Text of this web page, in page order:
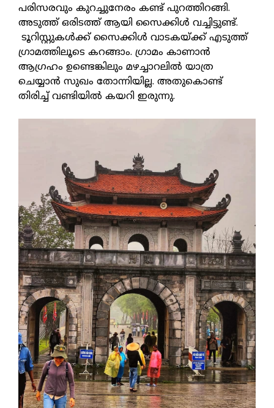
പരിസരവും കുറച്ചുനേരം കണ്ട് പുറത്തിറങ്ങി.
അടുത്ത് ഒരിടത്ത് ആയി സൈക്കിള്‍ വച്ചിട്ടുണ്ട്.
ടൂറിസ്റ്റുകള്‍ക്ക് സൈക്കിള്‍ വാടകയ്ക്ക് എടുത്ത്
ഗ്രാമത്തിലൂടെ കറങ്ങാം. ഗ്രാമം കാണാന്‍
ആഗ്രഹം ഉണ്ടെങ്കിലും മഴച്ചാറലില്‍ യാത്ര
ചെയ്യാന്‍ സുഖം തോന്നിയില്ല. അതുകൊണ്ട്
തിരിച്ച് വണ്ടിയില്‍ കയറി ഇരുന്നു.